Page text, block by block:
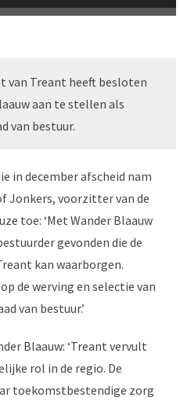
van Treant heeft besloten
aan te stellen als
van bestuur.
in december afscheid nam
Jonkers, voorzitter van de
toe: ‘Met Wander Blaauw
gevonden die de
kan waarborgen.
de werving en selectie van
van bestuur.’
Blaauw: ‘Treant vervult
rol in de regio. De
toekomstbestendige zorg